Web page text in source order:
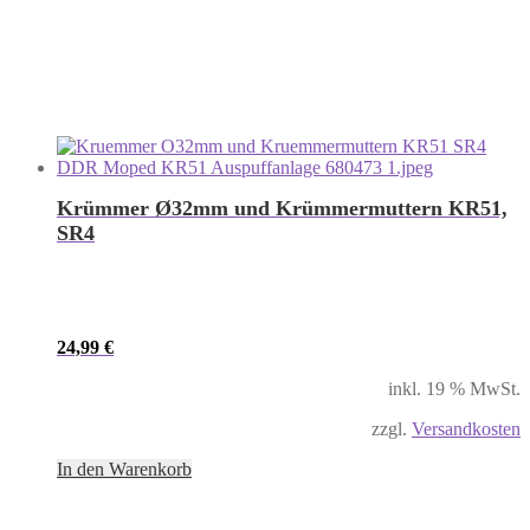
Krümmer Ø32mm und Krümmermuttern KR51,
SR4
24,99 €
inkl. 19 % MwSt.
zzgl. Versandkosten
In den Warenkorb